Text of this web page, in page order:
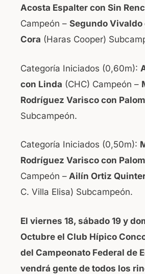
Acosta Espalter con Sin
Campeón – Segundo Vivaldo
Cora (Haras Cooper)
Categoría Iniciados (0,60m):
con Linda (CHC) Campeón –
Rodríguez Varisco con
Subcampeón.
Categoría Iniciados (0,50m):
Rodríguez Varisco con
Campeón – Ailín Ortiz
C. Villa Elisa) Subcampeón.
El viernes 18, sábado 19 y
Octubre el Club Hípico
del Campeonato Federal de
vendrá gente de todos los